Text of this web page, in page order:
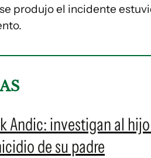
produjo el incidente
Andic: investigan al
de su padre